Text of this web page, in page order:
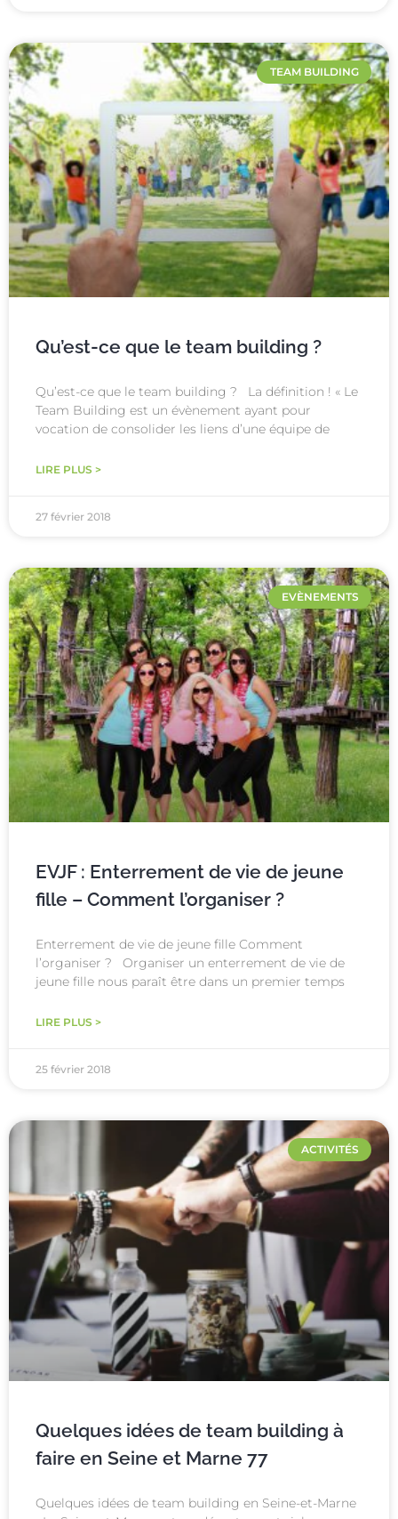
TEAM BUILDING
Qu’est-ce que le team building ?
Qu’est-ce que le team building ? La définition ! « Le
Team Building est un évènement ayant pour
vocation de consolider les liens d’une équipe de
LIRE PLUS >
27 février 2018
EVÈNEMENTS
EVJF : Enterrement de vie de jeune
fille – Comment l’organiser ?
Enterrement de vie de jeune fille Comment
l’organiser ? Organiser un enterrement de vie de
jeune fille nous paraît être dans un premier temps
LIRE PLUS >
25 février 2018
ACTIVITÉS
Quelques idées de team building à
faire en Seine et Marne 77
Quelques idées de team building en Seine-et-Marne